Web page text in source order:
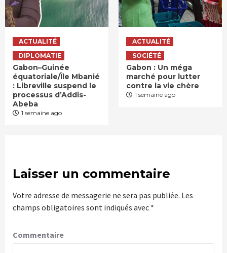
ACTUALITÉ
DIPLOMATIE
Gabon–Guinée
équatoriale/Île Mbanié
: Libreville suspend le
processus d’Addis-
Abeba
1 semaine ago
ACTUALITÉ
SOCIÉTÉ
Gabon : Un méga
marché pour lutter
contre la vie chère
1 semaine ago
Laisser un commentaire
Votre adresse de messagerie ne sera pas publiée. Les
champs obligatoires sont indiqués avec *
Commentaire